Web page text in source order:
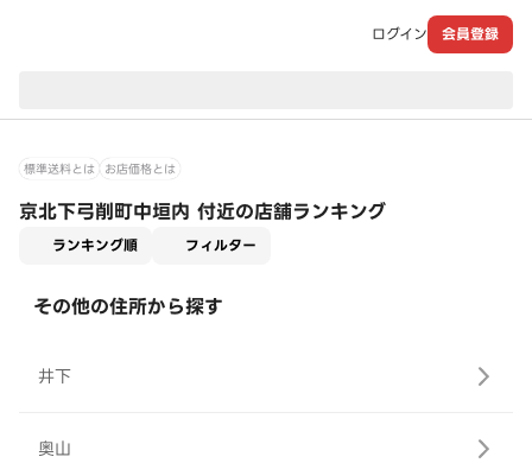
ログイン 会員登録
標準送料とは お店価格とは
京北下弓削町中垣内 付近の店舗ランキング
ランキング順 フィルター
その他の住所から探す
井下
奥山